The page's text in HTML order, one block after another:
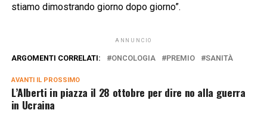
stiamo dimostrando giorno dopo giorno”.
ANNUNCIO
ARGOMENTI CORRELATI: ONCOLOGIA PREMIO SANITÀ
AVANTI IL ​​PROSSIMO
L’Alberti in piazza il 28 ottobre per dire no alla guerra
in Ucraina